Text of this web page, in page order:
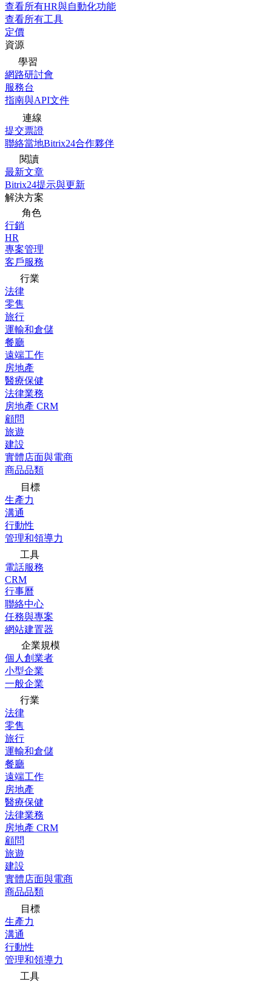
查看所有HR與自動化功能
查看所有工具
定價
資源
學習
網路研討會
服務台
指南與API文件
連線
提交票證
聯絡當地Bitrix24合作夥伴
閱讀
最新文章
Bitrix24提示與更新
解決方案
角色
行銷
HR
專案管理
客戶服務
行業
法律
零售
旅行
運輸和倉儲
餐廳
遠端工作
房地產
醫療保健
法律業務
房地產 CRM
顧問
旅遊
建設
實體店面與電商
商品品類
目標
生產力
溝通
行動性
管理和領導力
工具
電話服務
CRM
行事曆
聯絡中心
任務與專案
網站建置器
企業規模
個人創業者
小型企業
一般企業
行業
法律
零售
旅行
運輸和倉儲
餐廳
遠端工作
房地產
醫療保健
法律業務
房地產 CRM
顧問
旅遊
建設
實體店面與電商
商品品類
目標
生產力
溝通
行動性
管理和領導力
工具